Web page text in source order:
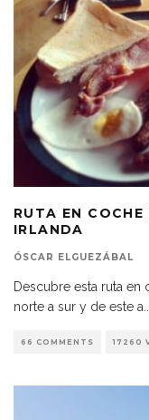
RUTA EN
IRLANDA
ÓSCAR ELGUEZÁBAL
Descubre esta ruta
norte a sur y de este a
66 COMMENTS 17260